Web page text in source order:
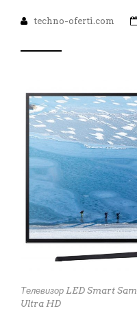
techno-oferti.com
Телевизор LED Smart
Ultra HD